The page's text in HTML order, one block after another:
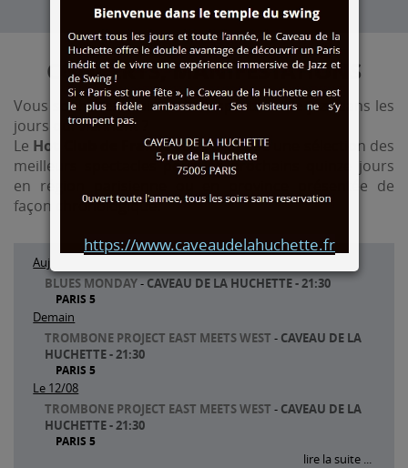
https://www.caveaudelahuchette.fr
CONCERTS, MANIFESTATIONS
Vous souhaitez assister à un spectacle de jazz dans les
jours qui viennent ?
Le Hot Club de Francevous propose une sélection des
meilleurs spectacles pour les prochains quinze jours
en région parisienne ou en province présentée de
façon chronologique.
Aujourd'hui
BLUES MONDAY- CAVEAU DE LA HUCHETTE - 21:30
PARIS 5
Demain
TROMBONE PROJECT EAST MEETS WEST - CAVEAU DE LA
HUCHETTE - 21:30
PARIS 5
Le 12/08
TROMBONE PROJECT EAST MEETS WEST - CAVEAU DE LA
HUCHETTE - 21:30
PARIS 5
lire la suite ...